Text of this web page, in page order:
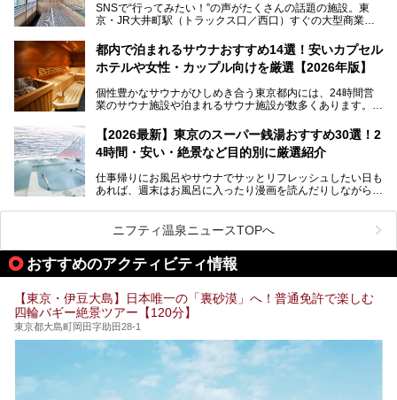
本記事では、そもそもこれらがどんな銭湯なのか、その気に
いおしゃれな名店15選を、おすすめの順番で一挙にご紹介
します。
SNSで“行ってみたい！”の声がたくさんの話題の施設。東
京・JR大井町駅（トラックス口／西口）すぐの大型商業施
ツァ大井町トラックス」がニューオープン。施設の様子をレ
ポ―トします。
都内で泊まれるサウナおすすめ14選！安いカプセル
ホテルや女性・カップル向けを厳選【2026年版】
個性豊かなサウナがひしめき合う東京都内には、24時間営
業のサウナ施設や泊まれるサウナ施設が数多くあります。
を旅の目的とする「サ旅」や自分へのご褒美のための宿泊な
ど、自分の好きなタイミングで好きなだけサ活ができるのが
魅力です。
最近では、男性専用施設だけでなく、カップルや女性に嬉し
い個室サウナも増えてきました。
ら、特におすすめしたい施設14選をご紹介します。
してみてください。
【2026最新】東京のスーパー銭湯おすすめ30選！2
4時間・安い・絶景など目的別に厳選紹介
仕事帰りにお風呂やサウナでサッとリフレッシュしたい日も
あれば、週末はお風呂に入ったり漫画を読んだりしながら一
また、終電を逃してしまい、「このまま朝までゆっくりでき
る場所があれば」と探した経験がある人も多いのではないで
しょうか。
そこで本記事では、東京でおすすめのスーパー銭湯を、目的
24時間営業で宿泊できる施設や、1,000円以下で楽しめる安
い施設、デートや休日レジャーにもぴったりなエンタメ要素
が充実した施設など、利用のシーンに合わせて参考にしてく
ださい。
ニフティ温泉ニュースTOPへ
おすすめのアクティビティ情報
【東京・伊豆大島】日本唯一の「裏砂漠」へ！普通免許で楽しむ
四輪バギー絶景ツアー【120分】
東京都大島町岡田字助田28-1